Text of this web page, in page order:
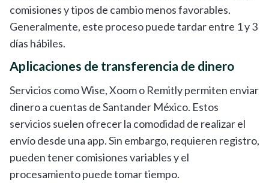
comisiones y tipos de cambio menos favorables.
Generalmente, este proceso puede tardar entre 1 y 3
días hábiles.
Aplicaciones de transferencia de dinero
Servicios como Wise, Xoom o Remitly permiten enviar
dinero a cuentas de Santander México. Estos
servicios suelen ofrecer la comodidad de realizar el
envío desde una app. Sin embargo, requieren registro,
pueden tener comisiones variables y el
procesamiento puede tomar tiempo.